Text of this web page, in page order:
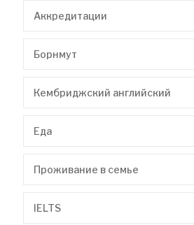
Аккредитации
Борнмут
Кембриджский английский
Еда
Проживание в семье
IELTS